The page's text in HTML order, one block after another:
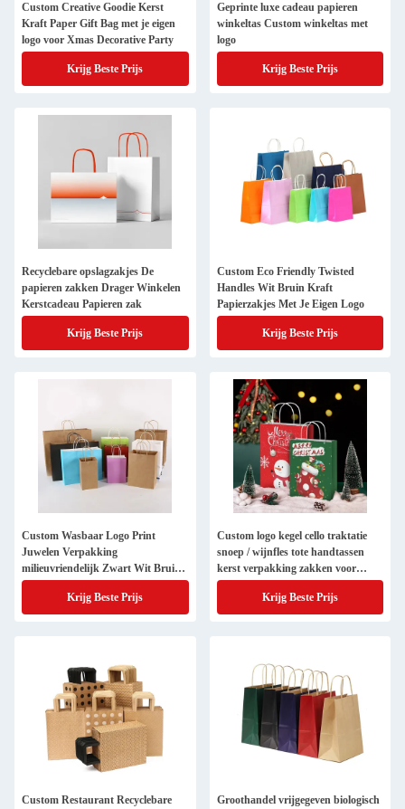
Custom Creative Goodie Kerst
Kraft Paper Gift Bag met je eigen
logo voor Xmas Decorative Party
Krijg Beste Prijs
Geprinte luxe cadeau papieren
winkeltas Custom winkeltas met
logo
Krijg Beste Prijs
Recyclebare opslagzakjes De
papieren zakken Drager Winkelen
Kerstcadeau Papieren zak
Krijg Beste Prijs
Custom Eco Friendly Twisted
Handles Wit Bruin Kraft
Papierzakjes Met Je Eigen Logo
Krijg Beste Prijs
Custom Wasbaar Logo Print
Juwelen Verpakking
milieuvriendelijk Zwart Wit Bruin
Winkelen Twisted Handle Kraft
Paper BagKrijg Beste Prijs
Custom logo kegel cello traktatie
snoep / wijnfles tote handtassen
kerst verpakking zakken voor
cadeau
Krijg Beste Prijs
Custom Restaurant Recyclebare
Groothandel vrijgegeven biologisch